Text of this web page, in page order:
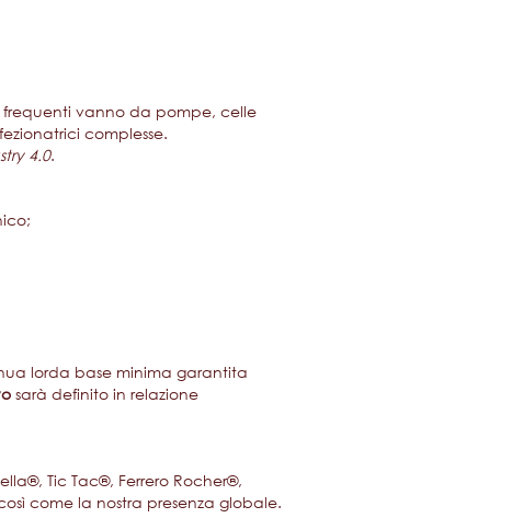
vanno da pompe, celle
complesse.
4.0.
lorda base minima garantita
sarà definito in relazione
Tic Tac®, Ferrero Rocher®,
come la nostra presenza globale.